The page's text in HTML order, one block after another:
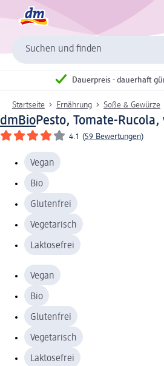
Suchen und finden
Dauerpreis - dauerhaft
Startseite Ernährung Soße & Gewürze
dmBioPesto, Tomate-Rucola,
4.1 (59 Bewertungen)
Vegan
Bio
Glutenfrei
Vegetarisch
Laktosefrei
Vegan
Bio
Glutenfrei
Vegetarisch
Laktosefrei